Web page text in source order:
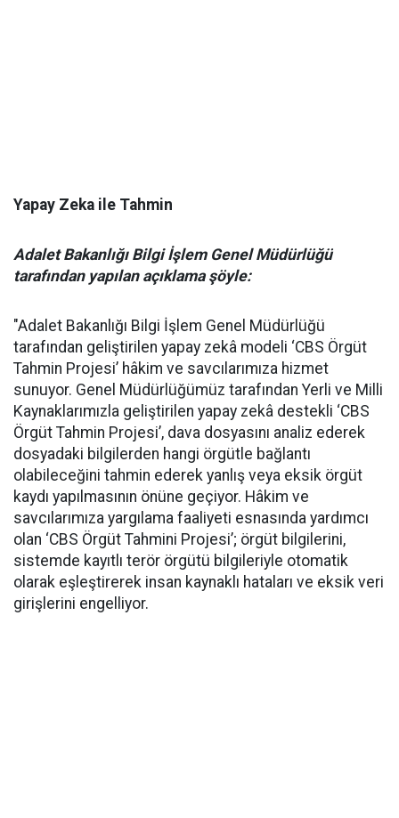
Yapay Zeka ile Tahmin
Adalet Bakanlığı Bilgi İşlem Genel Müdürlüğü
tarafından yapılan açıklama şöyle:
"Adalet Bakanlığı Bilgi İşlem Genel Müdürlüğü
tarafından geliştirilen yapay zekâ modeli ‘CBS Örgüt
Tahmin Projesi’ hâkim ve savcılarımıza hizmet
sunuyor. Genel Müdürlüğümüz tarafından Yerli ve Milli
Kaynaklarımızla geliştirilen yapay zekâ destekli ‘CBS
Örgüt Tahmin Projesi’, dava dosyasını analiz ederek
dosyadaki bilgilerden hangi örgütle bağlantı
olabileceğini tahmin ederek yanlış veya eksik örgüt
kaydı yapılmasının önüne geçiyor. Hâkim ve
savcılarımıza yargılama faaliyeti esnasında yardımcı
olan ‘CBS Örgüt Tahmini Projesi’; örgüt bilgilerini,
sistemde kayıtlı terör örgütü bilgileriyle otomatik
olarak eşleştirerek insan kaynaklı hataları ve eksik veri
girişlerini engelliyor.